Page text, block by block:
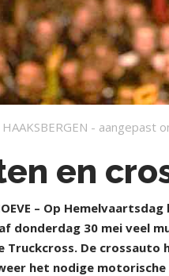
HAAKSBERGEN - aangepast
en
– Op
donderdag 30 mei veel
Truckcross. De
het nodige